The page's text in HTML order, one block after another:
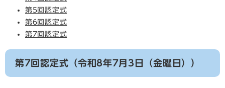
第5回認定式
第6回認定式
第7回認定式
第7回認定式（令和8年7月3日（金曜日））